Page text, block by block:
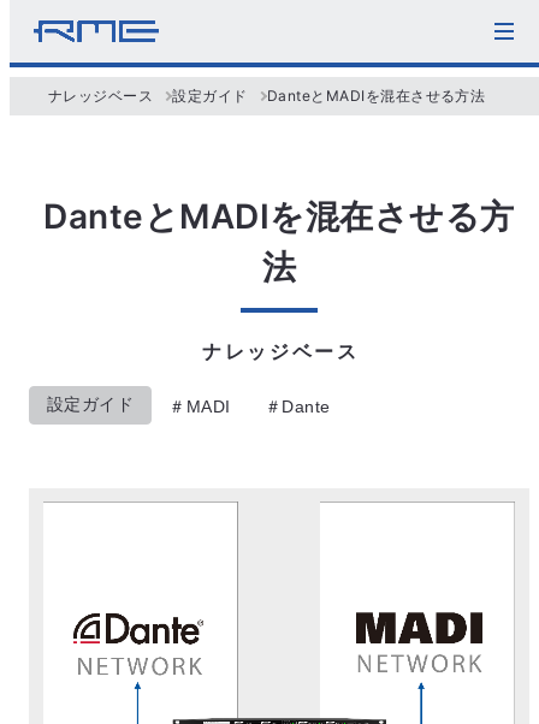
ナレッジベース 設定ガイド DanteとMADIを混在させる方法
DanteとMADIを混在させる方
法
ナレッジベース
設定ガイド MADI Dante